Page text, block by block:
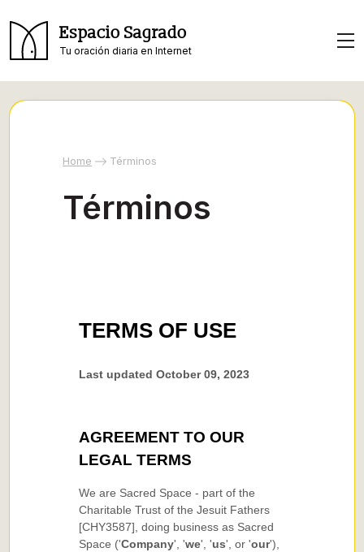
Espacio Sagrado
Tu oración diaria en Internet
Home Términos
Términos